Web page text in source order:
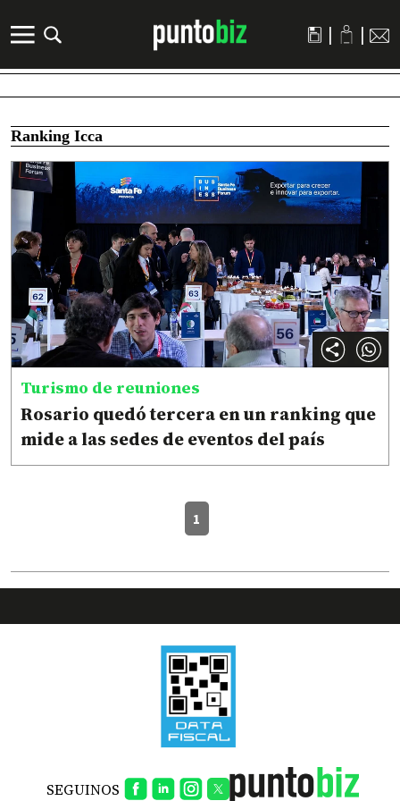
| |
Ranking Icca
Turismo de reuniones
Rosario quedó tercera en un ranking que
mide a las sedes de eventos del país
1
SEGUINOS